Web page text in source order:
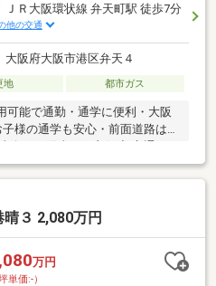
ＪＲ大阪環状線 弁天町駅 徒歩7分
他の交通
大阪府大阪市港区弁天４
地 都市ガス
能で通勤・通学に便利・大阪
様の通学も安心・前面道路は幅
徒歩7分・大阪メトロ中央線
（Life Information）・ロピア 大
）・セブンイレブン大阪弁天4
市立弁天小学校…徒歩7分（約
３ 2,080万円
万円
坪単価:-）